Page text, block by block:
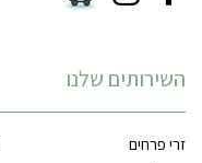
השירותים שלנו
זרי פרחים